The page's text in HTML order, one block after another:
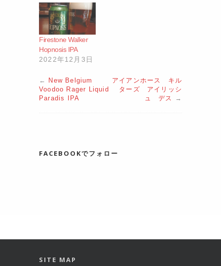
Firestone Walker
Hopnosis IPA
2022年12月3日
←
New Belgium
Voodoo Rager Liquid
Paradis IPA
アイアンホース キル
ターズ アイリッシ
ュ デス
→
FACEBOOKでフォロー
SITE MAP